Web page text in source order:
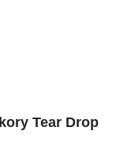
Tear Drop